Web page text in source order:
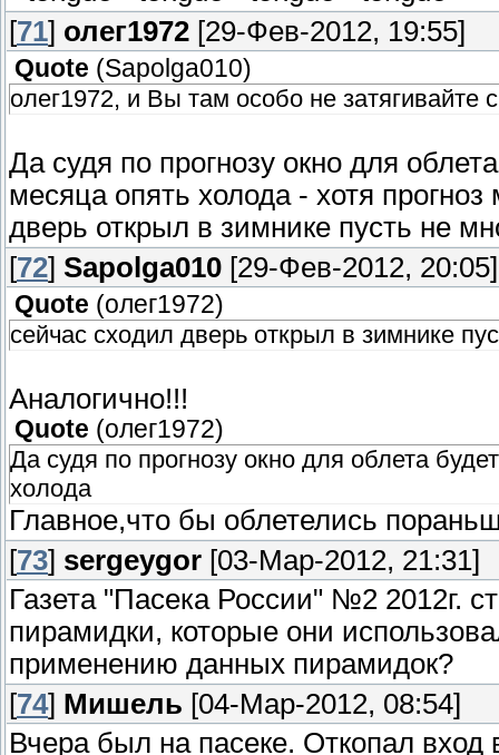
[71] олег1972 [29-Фев-2012, 19:55]
Quote (Sapolga010)
олег1972, и Вы там особо не затягивайте
Да судя по прогнозу окно для
месяца опять холода - хотя
дверь открыл в зимнике пусть не
[72] Sapolga010 [29-Фев-2012, 20:05]
Quote (олег1972)
сейчас сходил дверь открыл в зимнике
Аналогично!!!
Quote (олег1972)
Да судя по прогнозу окно для облета
холода
Главное,что бы облетелись
[73] sergeygor [03-Мар-2012, 21:31]
Газета "Пасека России" №2 2012г.
пирамидки, которые они
применению данных пирамидок?
[74] Мишель [04-Мар-2012, 08:54]
Вчера был на пасеке. Откопал